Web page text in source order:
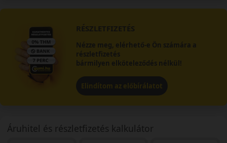
RÉSZLETFIZETÉS
Nézze meg, elérhető-e Ön számára a
részletfizetés
bármilyen elköteleződés nélkül!
Elindítom az előbírálatot
Áruhitel és részletfizetés kalkulátor